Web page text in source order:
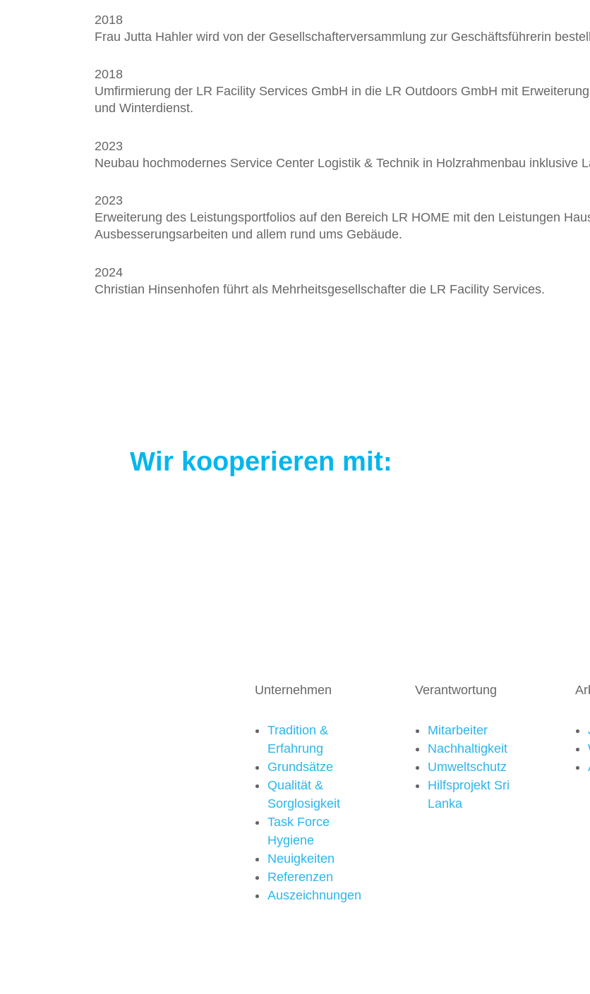
2018
Frau Jutta Hahler wird von der Gesell­schafter­versammlung zur Geschäfts­führerin
2018
Umfirmierung der LR Facility Services GmbH in die LR Outdoors GmbH mit
und Winter­dienst.
2023
Neubau hochmodernes Service Center Logistik & Technik in Holzrahmenbau inklusive
2023
Erweiterung des Leistungsportfolios auf den Bereich LR HOME mit den Leistungen
Ausbesserungsarbeiten und allem rund ums Gebäude.
2024
Christian Hinsenhofen führt als Mehrheitsgesellschafter die LR Facility Services.
Wir kooperieren mit:
Unternehmen
Tradition &
Erfahrung
Grundsätze
Qualität &
Sorglosigkeit
Task Force
Hygiene
Neuigkeiten
Referenzen
Auszeichnungen
Verantwortung
Mitarbeiter
Nachhaltigkeit
Umweltschutz
Hilfsprojekt Sri
Lanka